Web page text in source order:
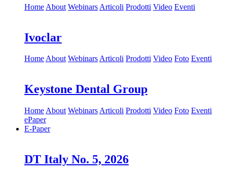
Home About Webinars Articoli Prodotti Video Eventi
Ivoclar
HomeAbout WebinarsArticoli Prodotti Video Foto Eventi
Keystone Dental Group
Home About Webinars Articoli Prodotti Video Foto Eventi
ePaper
E-Paper
DT Italy No. 5, 2026